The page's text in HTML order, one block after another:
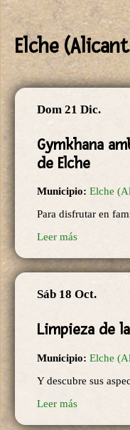
Elche
Dom 21 Dic.
Gymkhana
de Elche
Municipio: Elche
Para disfrutar en
Leer más
Sáb 18 Oct.
Limpieza de
Municipio: Elche
Y descubre sus
Leer más